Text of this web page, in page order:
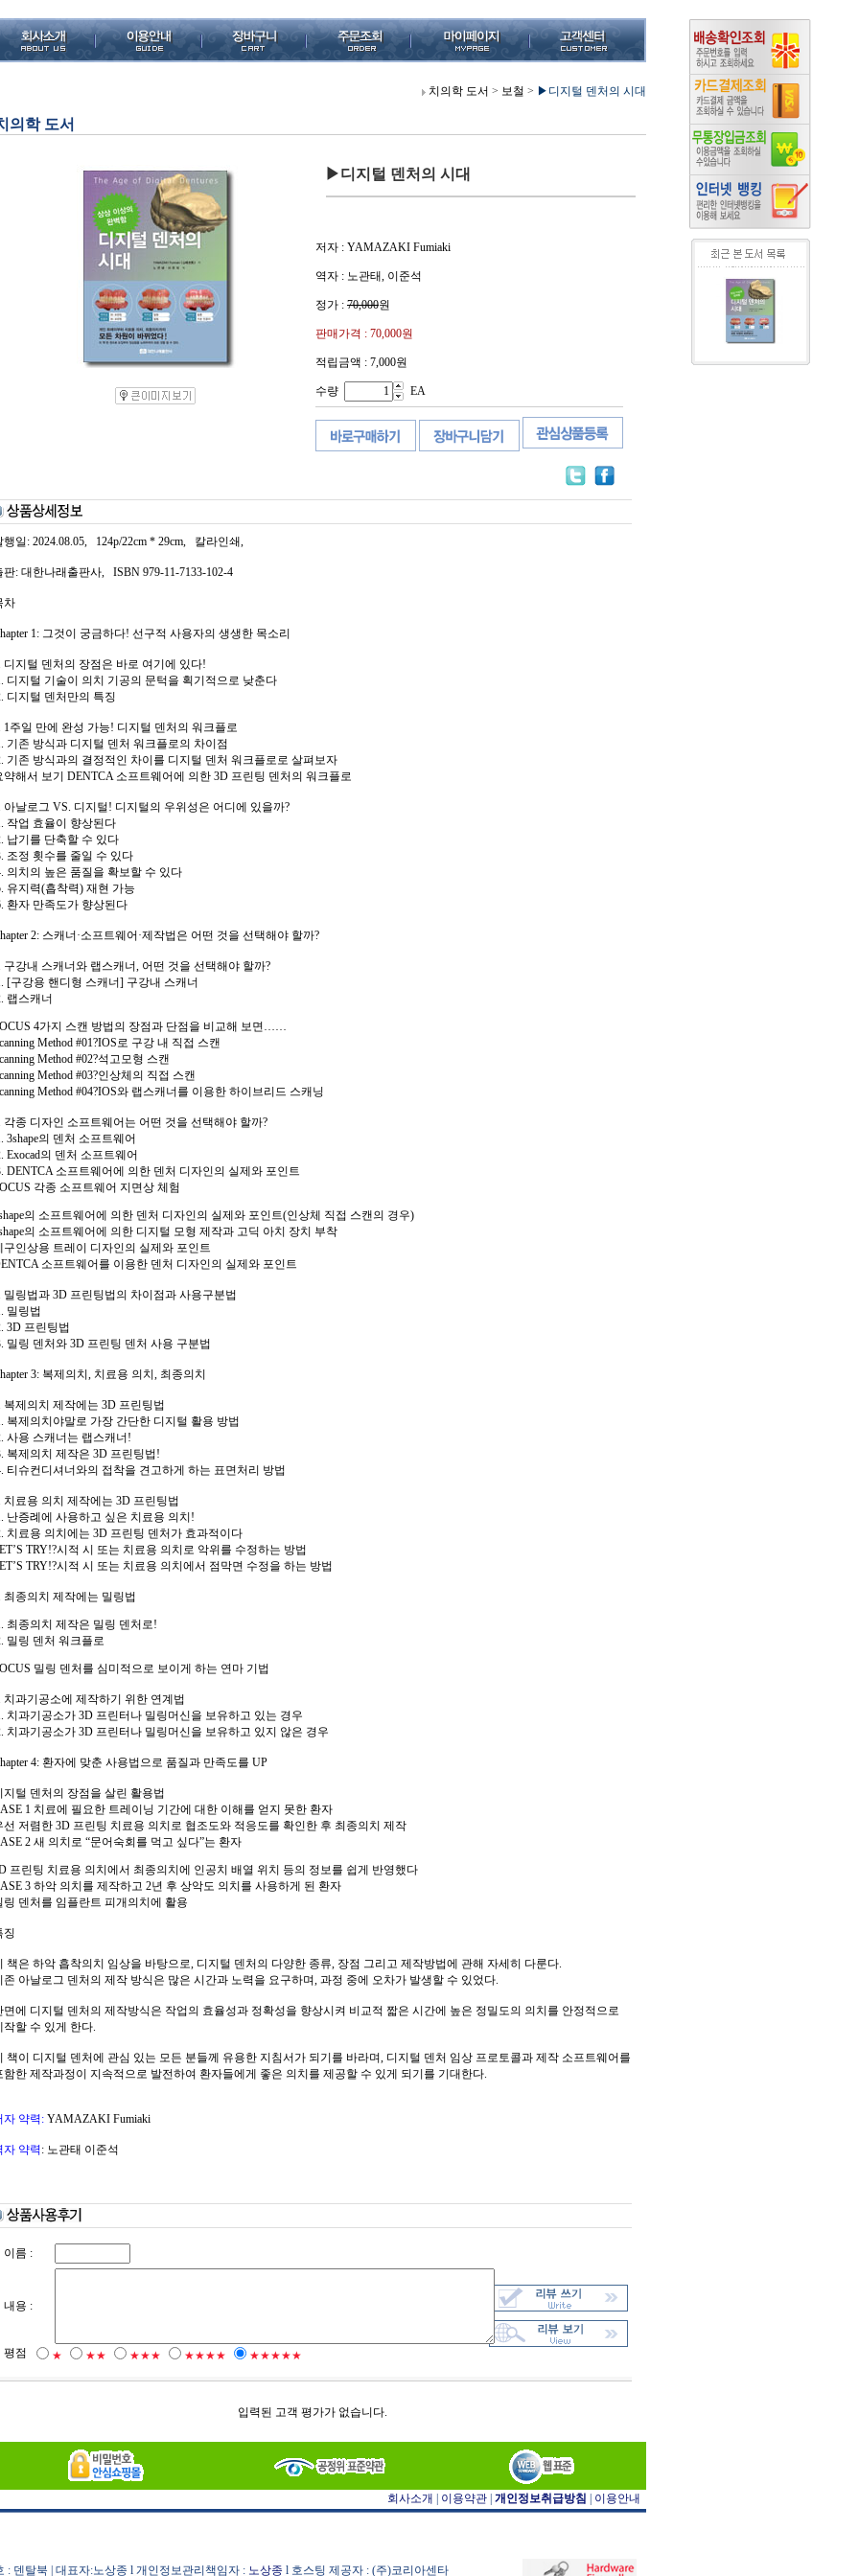
치의학 도서 > 보철 > ▶디지털 덴처의 시대
의학 도서
▶디지털 덴처의 시대
저자 : YAMAZAKI Fumiaki
역자 : 노관태, 이준석
정가 : 70,000원
판매가격 : 70,000원
적립금액 : 7,000원
수량 EA
행일: 2024.08.05, 124p/22cm * 29cm, 칼라인쇄,
판: 대한나래출판사, ISBN 979-11-7133-102-4
차
1: 그것이 궁금하다! 선구적 사용자의 생생한 목소리
디지털 덴처의 장점은 바로 여기에 있다!
디지털 기술이 의치 기공의 문턱을 획기적으로 낮춘다
디지털 덴처만의 특징
1주일 만에 완성 가능! 디지털 덴처의 워크플로
기존 방식과 디지털 덴처 워크플로의 차이점
기존 방식과의 결정적인 차이를 디지털 덴처 워크플로로 살펴보자
약해서 보기 DENTCA 소프트웨어에 의한 3D 프린팅 덴처의 워크플로
아날로그 VS. 디지털! 디지털의 우위성은 어디에 있을까?
작업 효율이 향상된다
납기를 단축할 수 있다
조정 횟수를 줄일 수 있다
의치의 높은 품질을 확보할 수 있다
유지력(흡착력) 재현 가능
환자 만족도가 향상된다
2: 스캐너·소프트웨어·제작법은 어떤 것을 선택해야 할까?
구강내 스캐너와 랩스캐너, 어떤 것을 선택해야 할까?
[구강용 핸디형 스캐너] 구강내 스캐너
랩스캐너
4가지 스캔 방법의 장점과 단점을 비교해 보면……
Method #01?IOS로 구강 내 직접 스캔
Method #02?석고모형 스캔
Method #03?인상체의 직접 스캔
Method #04?IOS와 랩스캐너를 이용한 하이브리드 스캐닝
각종 디자인 소프트웨어는 어떤 것을 선택해야 할까?
3shape의 덴처 소프트웨어
Exocad의 덴처 소프트웨어
DENTCA 소프트웨어에 의한 덴처 디자인의 실제와 포인트
각종 소프트웨어 지면상 체험
의 소프트웨어에 의한 덴처 디자인의 실제와 포인트(인상체 직접 스캔의 경우)
의 소프트웨어에 의한 디지털 모형 제작과 고딕 아치 장치 부착
구인상용 트레이 디자인의 실제와 포인트
소프트웨어를 이용한 덴처 디자인의 실제와 포인트
밀링법과 3D 프린팅법의 차이점과 사용구분법
밀링법
3D 프린팅법
밀링 덴처와 3D 프린팅 덴처 사용 구분법
3: 복제의치, 치료용 의치, 최종의치
복제의치 제작에는 3D 프린팅법
복제의치야말로 가장 간단한 디지털 활용 방법
사용 스캐너는 랩스캐너!
복제의치 제작은 3D 프린팅법!
티슈컨디셔너와의 접착을 견고하게 하는 표면처리 방법
치료용 의치 제작에는 3D 프린팅법
난증례에 사용하고 싶은 치료용 의치!
치료용 의치에는 3D 프린팅 덴처가 효과적이다
TRY!?시적 시 또는 치료용 의치로 악위를 수정하는 방법
TRY!?시적 시 또는 치료용 의치에서 점막면 수정을 하는 방법
최종의치 제작에는 밀링법
최종의치 제작은 밀링 덴처로!
밀링 덴처 워크플로
밀링 덴처를 심미적으로 보이게 하는 연마 기법
치과기공소에 제작하기 위한 연계법
치과기공소가 3D 프린터나 밀링머신을 보유하고 있는 경우
치과기공소가 3D 프린터나 밀링머신을 보유하고 있지 않은 경우
4: 환자에 맞춘 사용법으로 품질과 만족도를 UP
지털 덴처의 장점을 살린 활용법
1 치료에 필요한 트레이닝 기간에 대한 이해를 얻지 못한 환자
선 저렴한 3D 프린팅 치료용 의치로 협조도와 적응도를 확인한 후 최종의치 제작
2 새 의치로 “문어숙회를 먹고 싶다”는 환자
프린팅 치료용 의치에서 최종의치에 인공치 배열 위치 등의 정보를 쉽게 반영했다
3 하악 의치를 제작하고 2년 후 상악도 의치를 사용하게 된 환자
링 덴처를 임플란트 피개의치에 활용
징
책은 하악 흡착의치 임상을 바탕으로, 디지털 덴처의 다양한 종류, 장점 그리고 제작방법에 관해 자세히 다룬다.
존 아날로그 덴처의 제작 방식은 많은 시간과 노력을 요구하며, 과정 중에 오차가 발생할 수 있었다.
면에 디지털 덴처의 제작방식은 작업의 효율성과 정확성을 향상시켜 비교적 짧은 시간에 높은 정밀도의 의치를 안정적으로
작할 수 있게 한다.
책이 디지털 덴처에 관심 있는 모든 분들께 유용한 지침서가 되기를 바라며, 디지털 덴처 임상 프로토콜과 제작 소프트웨어를
함한 제작과정이 지속적으로 발전하여 환자들에게 좋은 의치를 제공할 수 있게 되기를 기대한다.
자 약력: YAMAZAKI Fumiaki
자 약력 : 노관태 이준석
이름 :
내용 :
평점 ★ ★★ ★★★ ★★★★ ★★★★★
입력된 고객 평가가 없습니다.
회사소개 이용약관 개인정보취급방침 이용안내
: 덴탈북 | 대표자:노상종 l 개인정보관리책임자 : 노상종 l 호스팅 제공자 : (주)코리아센타